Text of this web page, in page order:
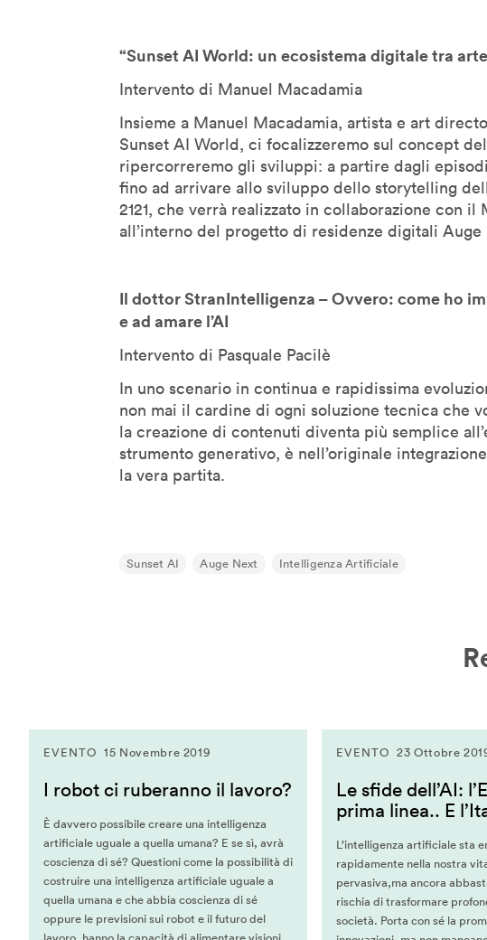
Malik El Bay
Manuel Castells
Marie-Anne Fontenier
Marilouise Kroker
Mark Curtis
Mark Rolston
Massimo Sideri
Mauro Martino
Michel Reilhac
Mimi Ito
MinaLima
Miri Chekhanovich E Édith
Paolo Rosa
Patricia De Vries
Paul Daugherty
Peter Brantley
Rebecca Allen
Refik Anadol
“Sunset AI World: un ecosistema digitale tra
Intervento di Manuel Macadamia
Insieme a Manuel Macadamia, artista e art
Sunset AI World, ci focalizzeremo sul concept
ripercorreremo gli sviluppi: a partire dagli
fino ad arrivare allo sviluppo dello storytelling
2121, che verrà realizzato in collaborazione con
all’interno del progetto di residenze digitali Auge
Il dottor StranIntelligenza – Ovvero: come ho
e ad amare l’AI
Intervento di Pasquale Pacilè
In uno scenario in continua e rapidissima
non mai il cardine di ogni soluzione tecnica che
la creazione di contenuti diventa più semplice
strumento generativo, è nell’originale
la vera partita.
Sunset AI Auge Next Intelligenza Artificiale
EVENTO 15 Novembre 2019
I robot ci ruberanno il lavoro?
È davvero possibile creare una intelligenza
artificiale uguale a quella umana? E se sì, avrà
coscienza di sé? Questioni come la possibilità di
costruire una intelligenza artificiale uguale a
quella umana e che abbia coscienza di sé
oppure le previsioni sui robot e il futuro del
EVENTO 23 Ottobre
Le sfide dell’AI:
prima linea.. E
L’intelligenza artificiale sta
rapidamente nella nostra
pervasiva,ma ancora
rischia di trasformare
società. Porta con sé la